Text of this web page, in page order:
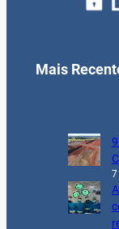
Mais
7